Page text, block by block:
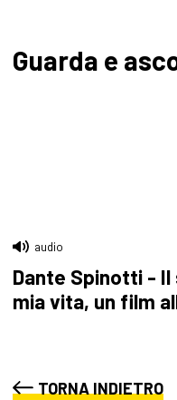
Guarda e
audio
Dante Spinotti - Il
mia vita, un film
TORNA INDIETRO